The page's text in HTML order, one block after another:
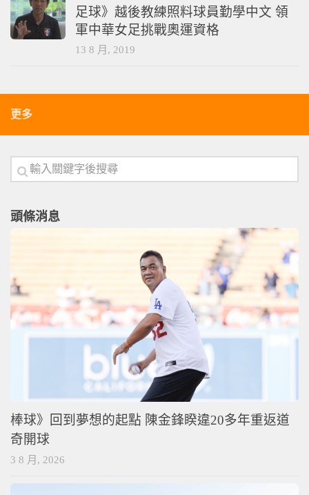
足球》越後教練照料球員勤學中文 領
軍中華女足挑戰奧運資格
13 8 月, 2019
更多
頭條消息
棒球》回到夢想的起點 陳金鋒睽違20多年重返道
奇開球
3 8 月, 2026